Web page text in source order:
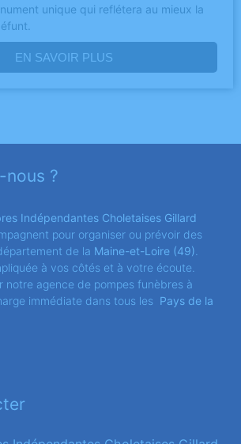
unique qui reflétera au mieux la
EN SAVOIR PLUS
nous ?
Indépendantes Choletaises Gillard
pour organiser ou prévoir des
de la Maine-et-Loire (49)
à vos côtés et à votre écoute.
notre agence de pompes funèbres à
immédiate dans tous les Pays de la